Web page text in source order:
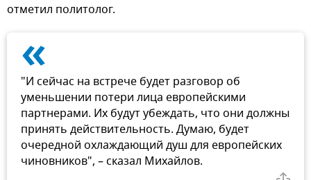
отметил политолог.
«
"И сейчас на встрече будет разговор об
уменьшении потери лица европейскими
партнерами. Их будут убеждать, что они должны
принять действительность. Думаю, будет
очередной охлаждающий душ для европейских
чиновников", – сказал Михайлов.